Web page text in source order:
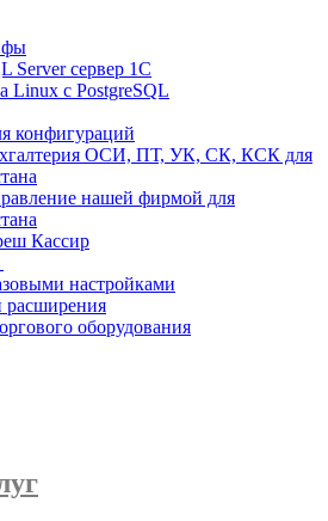
Server сервер 1С
Linux c PostgreSQL
конфигураций
ОСИ, ПТ, УК, СК, КСК для
нашей фирмой для
Кассир
настройками
расширения
оборудования